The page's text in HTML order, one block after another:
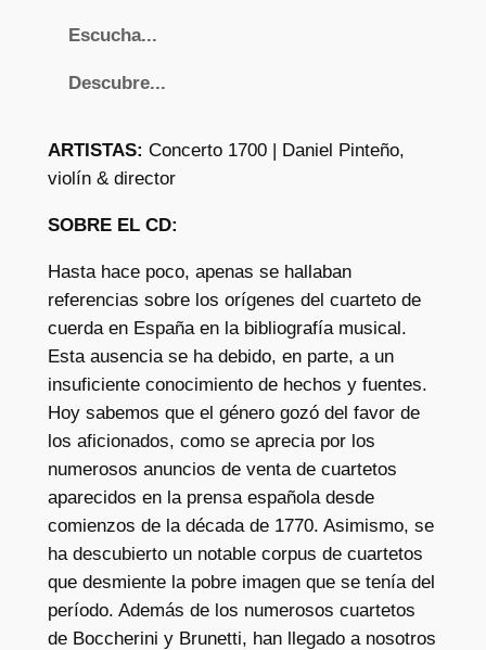
u
n
e
t
i
:
S
t
r
i
n
g
Q
u
a
r
t
Escucha...
Descubre...
ARTISTAS: Concerto 1700 | Daniel Pinteño,
violín & director
SOBRE EL CD:
Hasta hace poco, apenas se hallaban
referencias sobre los orígenes del cuarteto de
cuerda en España en la bibliografía musical.
Esta ausencia se ha debido, en parte, a un
insuficiente conocimiento de hechos y fuentes.
Hoy sabemos que el género gozó del favor de
los aficionados, como se aprecia por los
numerosos anuncios de venta de cuartetos
aparecidos en la prensa española desde
comienzos de la década de 1770. Asimismo, se
ha descubierto un notable corpus de cuartetos
que desmiente la pobre imagen que se tenía del
período. Además de los numerosos cuartetos
de Boccherini y Brunetti, han llegado a nosotros